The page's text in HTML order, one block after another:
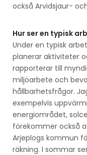
också Arvidsjaur-
Hur ser en typisk
Under en typisk
planerar aktiviteter
rapporterar till
miljöarbete och
hållbarhetsfrågor.
exempelvis
energiområdet,
förekommer också
Arjeplogs kommun
räkning. I sommar